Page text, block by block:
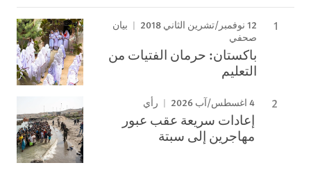
12 نوفمبر/تشرين الثاني 2018
بيان
صحفي
باكستان: حرمان الفتيات من
التعليم
4 اغسطس/آب 2026 رأي
إعادات سريعة عقب عبور
مهاجرين إلى سبتة